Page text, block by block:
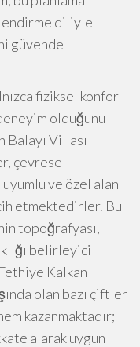
diliyle
güvende
fiziksel konfor
olduğunu
Villası
çevresel
ve özel alan
etmektedirler. Bu
topoğrafyası,
belirleyici
Kalkan
olan bazı çiftler
kazanmaktadır;
alarak uygun